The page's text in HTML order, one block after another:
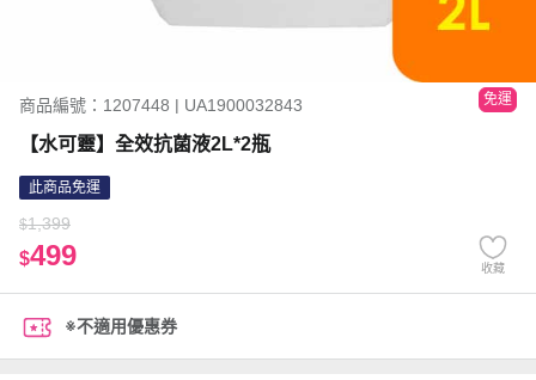
商品編號：1207448 | UA1900032843 免運
【水可靈】全效抗菌液2L*2瓶
此商品免運
$1,399
$499 收藏
※不適用優惠券